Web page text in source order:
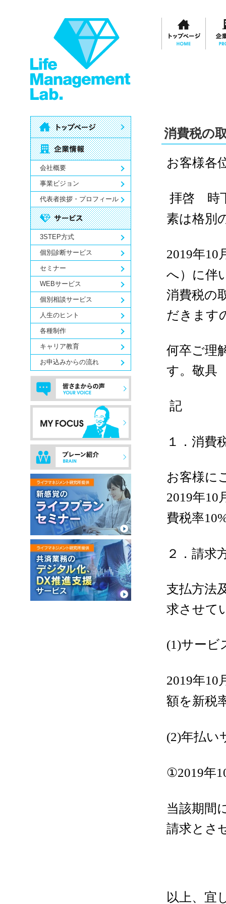
会社概要
事業ビジョン
代表者挨拶・プロフィール
3STEP方式
個別診断サービス
セミナー
WEBサービス
個別相談サービス
人生のヒント
各種制作
キャリア教育
お申込みからの流れ
消費税の
お客様各
拝啓 時
素は格別
2019年10
へ）に伴
消費税の
だきます
何卒ご理
す。敬具
記
１．消費
お客様に
2019年10
費税率
２．請求
支払方法
求させて
(1)サービ
2019年10
額を新税
(2)年払い
①2019年
当該期間
請求とさ
以上、宜